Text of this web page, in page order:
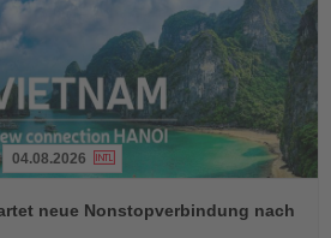
04.08.2026
neue Nonstopverbindung nach